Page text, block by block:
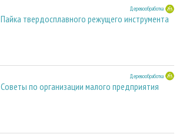
Деревообработка
Пайка твердосплавного режущего инструмента
Деревообработка
Советы по организации малого предприятия